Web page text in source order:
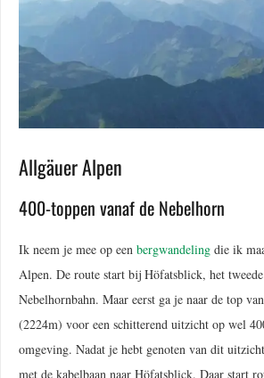
Allgäuer Alpen
400-toppen vanaf de Nebelhorn
Ik neem je mee op een bergwandeling die ik
Alpen. De route start bij Höfatsblick, het
Nebelhornbahn. Maar eerst ga je naar de top
(2224m) voor een schitterend uitzicht op wel
omgeving. Nadat je hebt genoten van dit
met de kabelbaan naar Höfatsblick. Daar start